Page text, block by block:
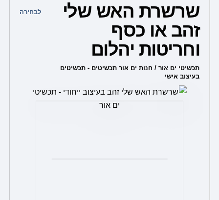
שרשרת האש שלי
זהב או כסף
וחריטות יהלום
תכשיטי ים אור / חנות ים אור תכשיטים - תכשיטים
בעיצוב אישי
לבחירה
זה
את